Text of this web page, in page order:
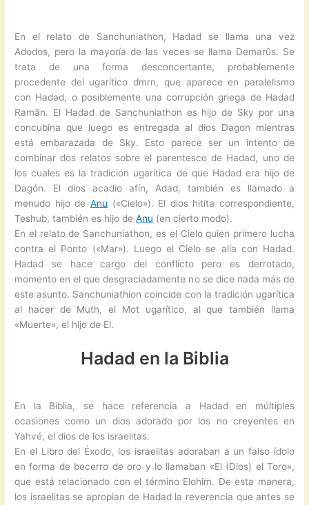
En el relato de Sanchuniathon, Hadad se llama una vez
Adodos, pero la mayoría de las veces se llama Demarûs. Se
trata de una forma desconcertante, probablemente
procedente del ugarítico dmrn, que aparece en paralelismo
con Hadad, o posiblemente una corrupción griega de Hadad
Ramān. El Hadad de Sanchuniathon es hijo de Sky por una
concubina que luego es entregada al dios Dagon mientras
está embarazada de Sky. Esto parece ser un intento de
combinar dos relatos sobre el parentesco de Hadad, uno de
los cuales es la tradición ugarítica de que Hadad era hijo de
Dagón. El dios acadio afín, Adad, también es llamado a
menudo hijo de Anu («Cielo»). El dios hitita correspondiente,
Teshub, también es hijo deAnu (en cierto modo).
En el relato de Sanchuniathon, es el Cielo quien primero lucha
contra el Ponto («Mar»). Luego el Cielo se alía con Hadad.
Hadad se hace cargo del conflicto pero es derrotado,
momento en el que desgraciadamente no se dice nada más de
este asunto. Sanchuniathion coincide con la tradición ugarítica
al hacer de Muth, el Mot ugarítico, al que también llama
«Muerte», el hijo de El.
Hadad en la Biblia
En la Biblia, se hace referencia a Hadad en múltiples
ocasiones como un dios adorado por los no creyentes en
Yahvé, el dios de los israelitas.
En el Libro del Éxodo, los israelitas adoraban a un falso ídolo
en forma de becerro de oro y lo llamaban «El (Dios) el Toro»,
que está relacionado con el término Elohim. De esta manera,
los israelitas se apropian de Hadad la reverencia que antes se